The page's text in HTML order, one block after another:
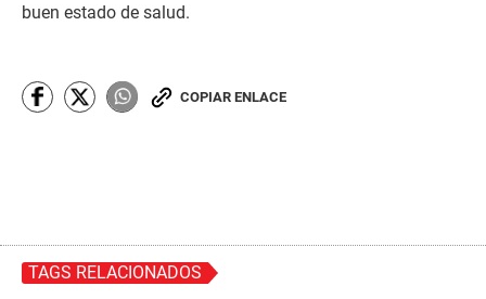
buen estado de salud.
COPIAR ENLACE
TAGS RELACIONADOS